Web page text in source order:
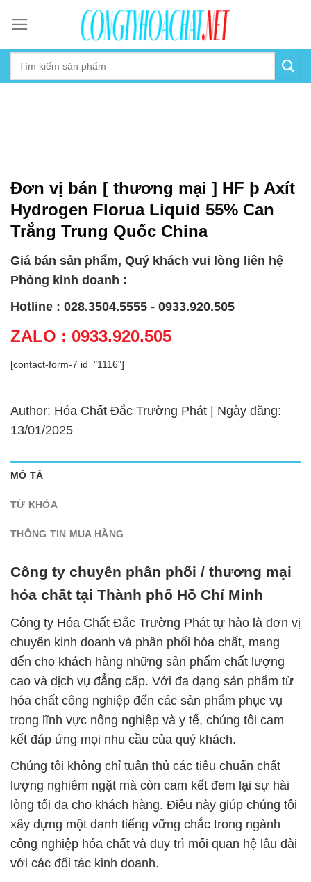
content
Đơn vị bán [ thương mại ] HF þ Axít
Hydrogen Florua Liquid 55% Can
Trắng Trung Quốc China
Giá bán sản phẩm, Quý khách vui lòng liên hệ
Phòng kinh doanh :
Hotline : 028.3504.5555 - 0933.920.505
ZALO : 0933.920.505
[contact-form-7 id="1116"]
Author: Hóa Chất Đắc Trường Phát | Ngày đăng:
13/01/2025
MÔ TẢ
TỪ KHÓA
THÔNG TIN MUA HÀNG
Công ty chuyên phân phối / thương mại
hóa chất tại Thành phố Hồ Chí Minh
Công ty Hóa Chất Đắc Trường Phát tự hào là đơn vị
chuyên kinh doanh và phân phối hóa chất, mang
đến cho khách hàng những sản phẩm chất lượng
cao và dịch vụ đẳng cấp. Với đa dạng sản phẩm từ
hóa chất công nghiệp đến các sản phẩm phục vụ
trong lĩnh vực nông nghiệp và y tế, chúng tôi cam
kết đáp ứng mọi nhu cầu của quý khách.
Chúng tôi không chỉ tuân thủ các tiêu chuẩn chất
lượng nghiêm ngặt mà còn cam kết đem lại sự hài
lòng tối đa cho khách hàng. Điều này giúp chúng tôi
xây dựng một danh tiếng vững chắc trong ngành
công nghiệp hóa chất và duy trì mối quan hệ lâu dài
với các đối tác kinh doanh.